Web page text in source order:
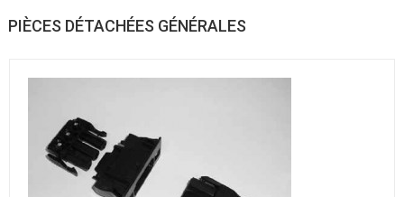
PIÈCES DÉTACHÉES GÉNÉRALES